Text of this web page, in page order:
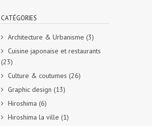
CATÉGORIES
Architecture & Urbanisme (3)
Cuisine japonaise et restaurants
(23)
Culture & coutumes (26)
Graphic design (13)
Hiroshima (6)
Hiroshima la ville (1)